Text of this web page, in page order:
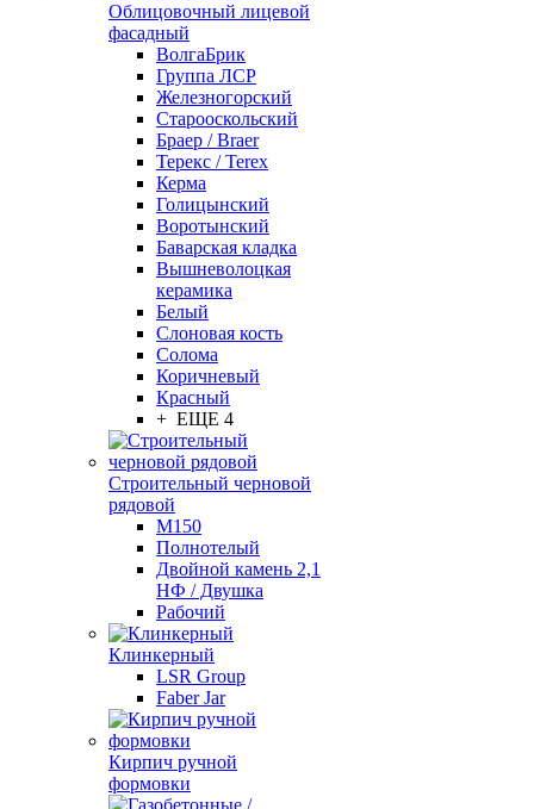
Облицовочный лицевой
фасадный
ВолгаБрик
Группа ЛСР
Железногорский
Старооскольский
Браер / Braer
Терекс / Terex
Керма
Голицынский
Воротынский
Баварская кладка
Вышневолоцкая
керамика
Белый
Слоновая кость
Солома
Коричневый
Красный
+ ЕЩЕ 4
Строительный черновой
рядовой
М150
Полнотелый
Двойной камень 2,1
НФ / Двушка
Рабочий
Клинкерный
LSR Group
Faber Jar
Кирпич ручной
формовки